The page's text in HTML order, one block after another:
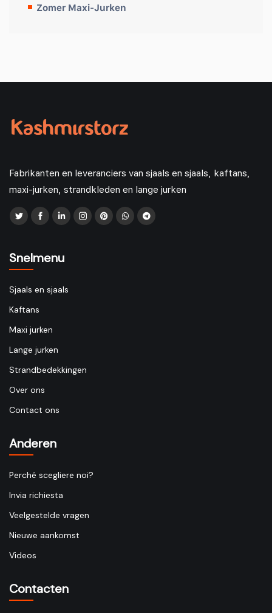
Zomer Maxi-Jurken
Fabrikanten en leveranciers van sjaals en sjaals, kaftans,
maxi-jurken, strandkleden en lange jurken
Snelmenu
Sjaals en sjaals
Kaftans
Maxi jurken
Lange jurken
Strandbedekkingen
Over ons
Contact ons
Anderen
Perché scegliere noi?
Invia richiesta
Veelgestelde vragen
Nieuwe aankomst
Videos
Contacten